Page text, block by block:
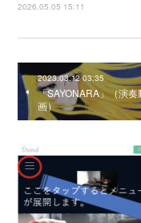
2026.05.05 15:11
2023.03.12 03:35
「SAYONARA」（演奏
画）